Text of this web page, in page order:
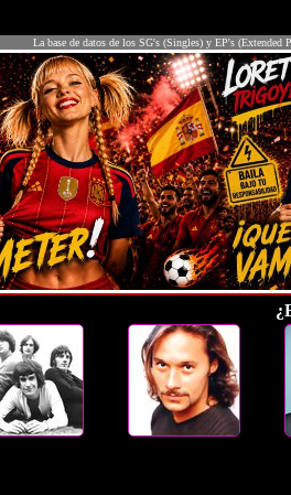
La base de datos de los SG's (Singles) y EP's (Extended